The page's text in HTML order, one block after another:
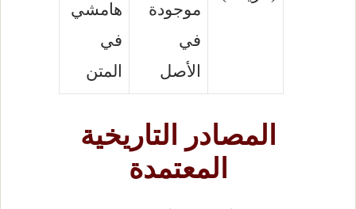
موجودة
في
الأصل
هامشي
في
المتن
المصادر التاريخية
المعتمدة